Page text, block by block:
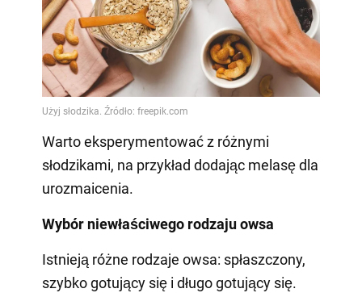
Warto eksperymentować z różnymi
słodzikami, na przykład dodając melasę dla
urozmaicenia.
Wybór niewłaściwego rodzaju owsa
Istnieją różne rodzaje owsa: spłaszczony,
szybko gotujący się i długo gotujący się.